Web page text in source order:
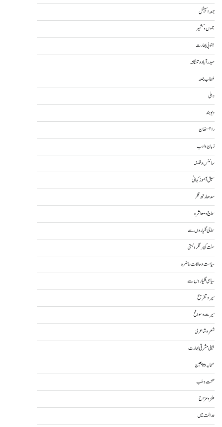
جمعہ اسپیشل
جموں و کشمیر
جنوبی بھارت
حیدرآباد و تلنگانہ
خطاب جمعہ
دہلی
دیوبند
راجستھان
زبان و ادب
سائنس و فلسفہ
سبق آموز کہانی
سدھارتھ نگر
سماج و معاشرہ
سماجی گلیاروں سے
سنت کبیر نگر و بستی
سیاست و حالات حاضرہ
سیاسی گلیاروں سے
سیر و تفریح
سیرت و سوانح
شعر و شاعری
شمالی مشرقی بھارت
صحابہ و تابعین
صحت و طب
طنز و مزاح
عدالت میں